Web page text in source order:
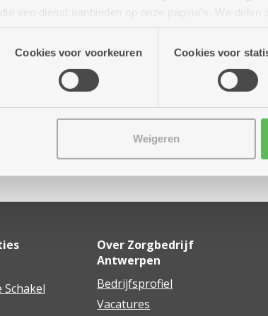
een dienst aanbieden op onze pagina's. We delen
onze site voor social media, advertenties en
Cookies voor voorkeuren Cookies voor
Weigeren
tot 16.30 uur
cafetaria. Inschrijvingen
Schakel
Over Zorgbedrijf
Antwerpen
Bedrijfsprofiel
Vacatures